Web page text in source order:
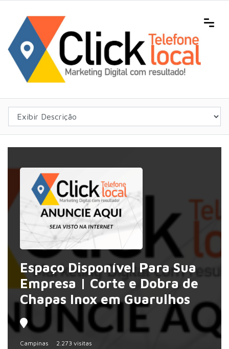
Espaço Disponível Para Sua
Empresa | Corte e Dobra de
Chapas Inox em Guarulhos
Campinas 2.273 visitas